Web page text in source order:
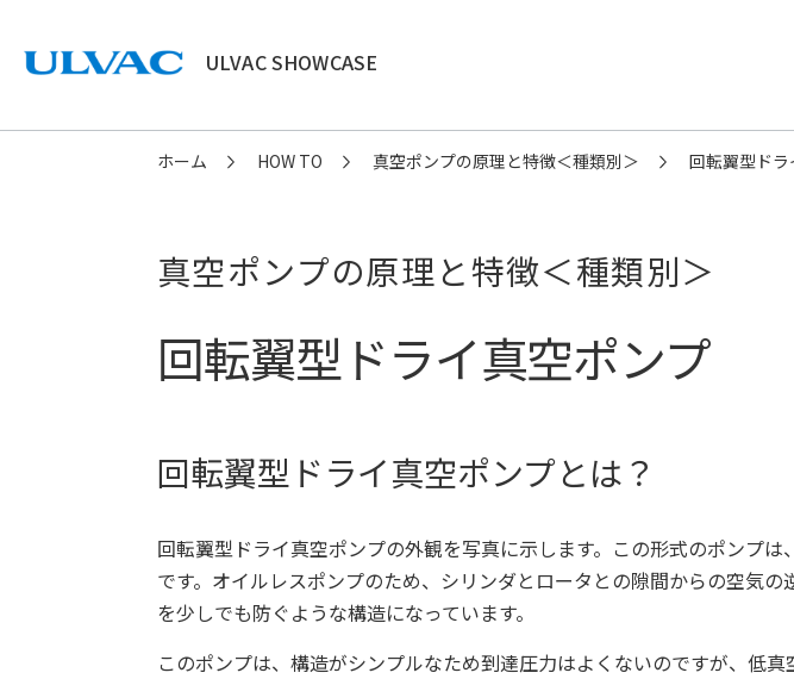
ULVAC SHOWCASE
ホーム HOW TO 真空ポンプの原理と特徴＜種類別＞ 回転翼型ド
真空ポンプの原理と特徴＜種類別＞
回転翼型ドライ真空ポンプ
回転翼型ドライ真空ポンプとは？
回転翼型ドライ真空ポンプの外観を写真に示します。この形式のポンプ
です。オイルレスポンプのため、シリンダとロータとの隙間からの空気
を少しでも防ぐような構造になっています。
このポンプは、構造がシンプルなため到達圧力はよくないのですが、低